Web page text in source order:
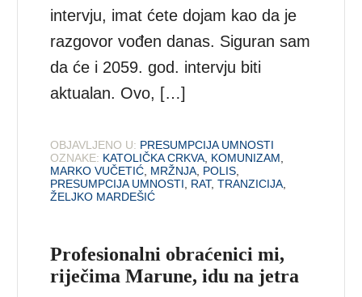
intervju, imat ćete dojam kao da je
razgovor vođen danas. Siguran sam
da će i 2059. god. intervju biti
aktualan. Ovo, […]
OBJAVLJENO U: PRESUMPCIJA UMNOSTI
OZNAKE: KATOLIČKA CRKVA, KOMUNIZAM,
MARKO VUČETIĆ, MRŽNJA, POLIS,
PRESUMPCIJA UMNOSTI, RAT,TRANZICIJA,
ŽELJKO MARDEŠIĆ
Profesionalni obraćenici mi,
riječima Marune, idu na jetra